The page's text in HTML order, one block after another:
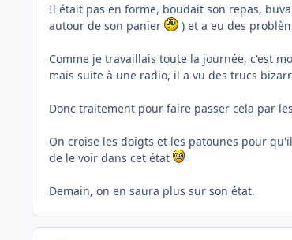
Il était pas en forme, boudait son repas,
autour de son panier
) et a eu des
Comme je travaillais toute la journée, c'est
mais suite à une radio, il a vu des trucs
Donc traitement pour faire passer cela par
On croise les doigts et les patounes pour
de le voir dans cet état
Demain, on en saura plus sur son état.